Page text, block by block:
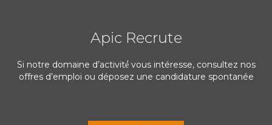
Apic Recrute
Si notre domaine d’activité́ vous intéresse, consultez nos
offres d’emploi ou déposez une candidature spontanée